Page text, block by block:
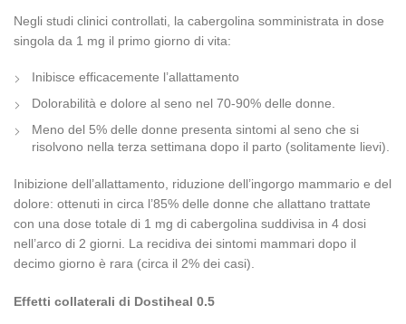
Negli studi clinici controllati, la cabergolina somministrata in dose
singola da 1 mg il primo giorno di vita:
Inibisce efficacemente l’allattamento
Dolorabilità e dolore al seno nel 70-90% delle donne.
Meno del 5% delle donne presenta sintomi al seno che si
risolvono nella terza settimana dopo il parto (solitamente lievi).
Inibizione dell’allattamento, riduzione dell’ingorgo mammario e del
dolore: ottenuti in circa l’85% delle donne che allattano trattate
con una dose totale di 1 mg di cabergolina suddivisa in 4 dosi
nell’arco di 2 giorni. La recidiva dei sintomi mammari dopo il
decimo giorno è rara (circa il 2% dei casi).
Effetti collaterali di Dostiheal 0.5